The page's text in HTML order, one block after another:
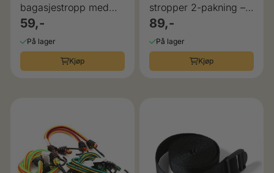
bagasjestropp med
kroker 83 cm
59,-
På lager
Kjøp
stropper 2-pakning –
51 cm
89,-
På lager
Kjøp